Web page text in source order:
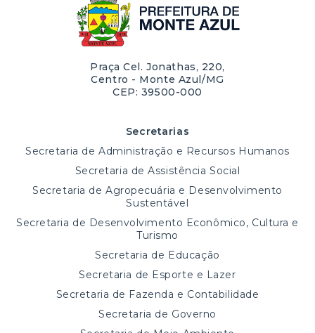
Praça Cel. Jonathas, 220,
Centro - Monte Azul/MG
CEP: 39500-000
Secretarias
Secretaria de Administração e Recursos Humanos
Secretaria de Assistência Social
Secretaria de Agropecuária e Desenvolvimento
Sustentável
Secretaria de Desenvolvimento Econômico, Cultura e
Turismo
Secretaria de Educação
Secretaria de Esporte e Lazer
Secretaria de Fazenda e Contabilidade
Secretaria de Governo